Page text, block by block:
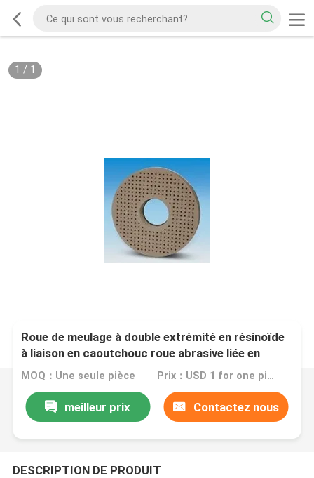
1 / 1
Roue de meulage à double extrémité en résinoïde
à liaison en caoutchouc roue abrasive liée en
caoutchouc
MOQ：Une seule pièce Prix：USD 1 for one piece
meilleur prix Contactez nous
DESCRIPTION DE PRODUIT